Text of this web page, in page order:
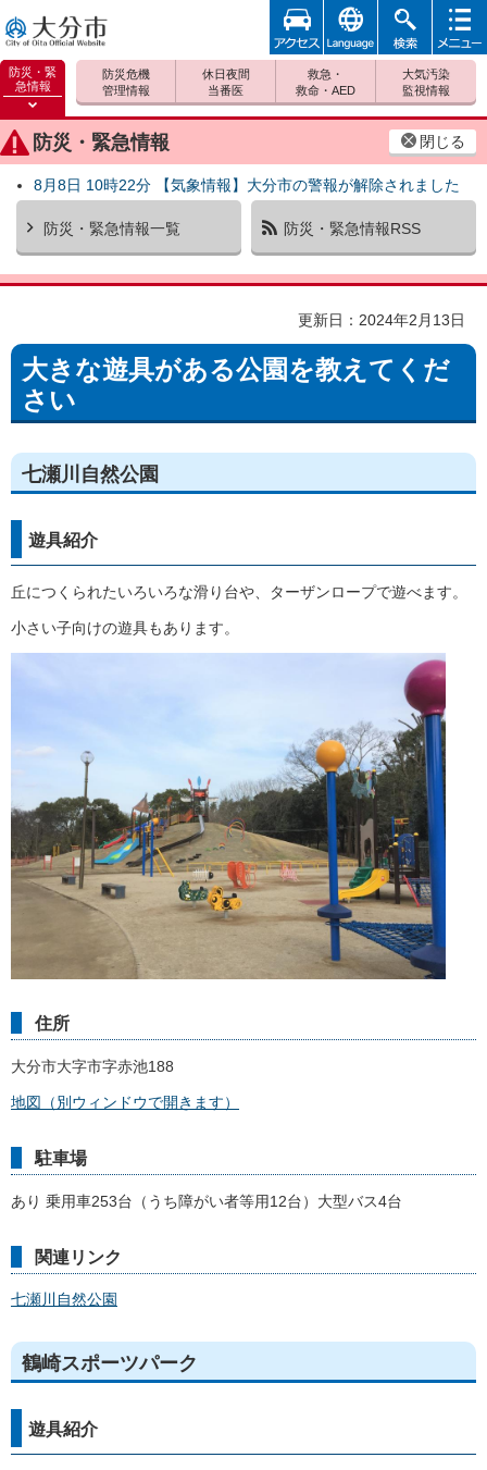
大分市
防災・緊
急情報
防災緊
急情報
を開く
防災・緊急情報 閉じる
8月8日 10時22分 【気象情報】大分市の警報が解除されました
防災・緊急情報一覧 防災・緊急情報RSS
防災危機
管理情報
休日夜間
当番医
救急・
救命・AED
大気汚染
監視情報
アクセ
ス
foreign 検索
メニュ
更新日：2024年2月13日
大きな遊具がある公園を教えてくだ
さい
七瀬川自然公園
遊具紹介
丘につくられたいろいろな滑り台や、ターザンロープで遊べます。
小さい子向けの遊具もあります。
住所
大分市大字市字赤池188
地図（別ウィンドウで開きます）
駐車場
あり 乗用車253台（うち障がい者等用12台）大型バス4台
関連リンク
七瀬川自然公園
鶴崎スポーツパーク
遊具紹介